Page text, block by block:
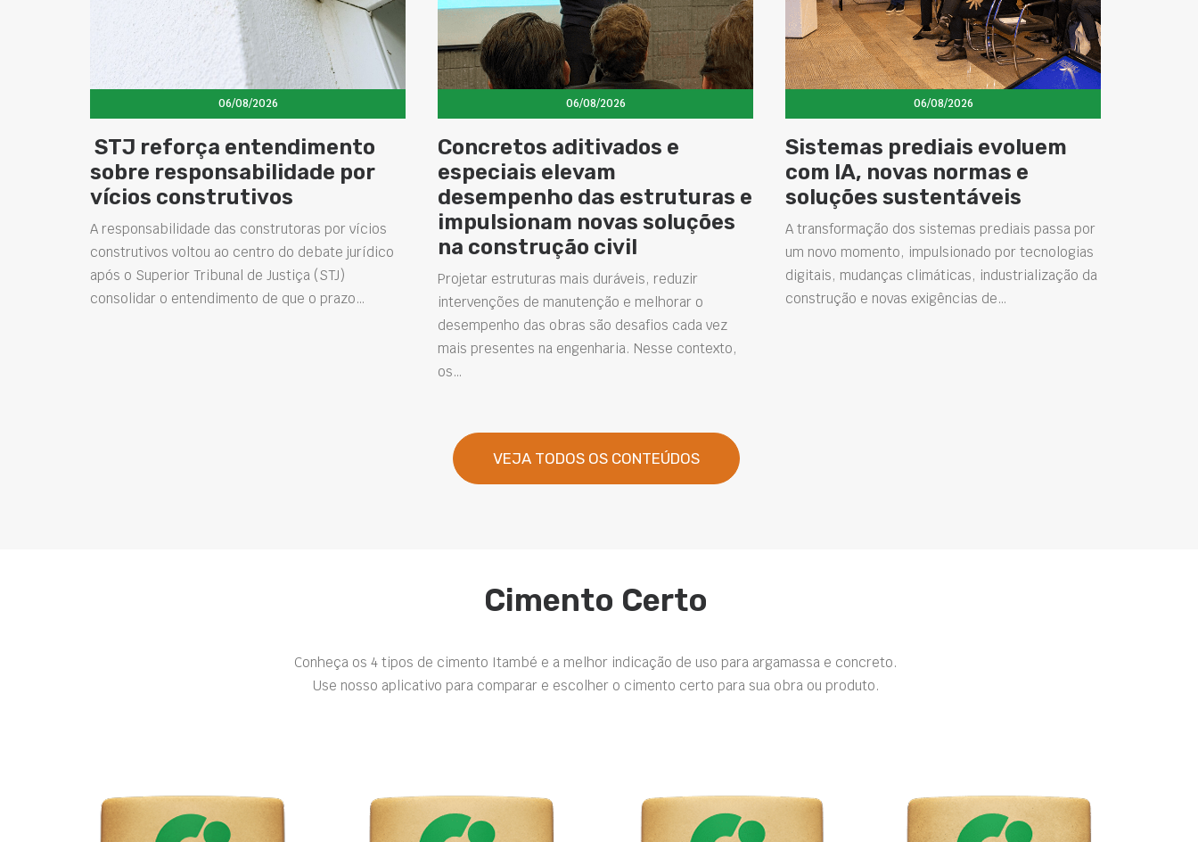
06/08/2026
STJ reforça entendimento
sobre responsabilidade por
vícios construtivos
A responsabilidade das construtoras por vícios
construtivos voltou ao centro do debate jurídico
após o Superior Tribunal de Justiça (STJ)
consolidar o entendimento de que o prazo…
06/08/2026
Concretos aditivados e
especiais elevam
desempenho das estruturas e
impulsionam novas soluções
na construção civil
Projetar estruturas mais duráveis, reduzir
intervenções de manutenção e melhorar o
desempenho das obras são desafios cada vez
mais presentes na engenharia. Nesse contexto,
os…
06/08/2026
Sistemas prediais evoluem
com IA, novas normas e
soluções sustentáveis
A transformação dos sistemas prediais passa por
um novo momento, impulsionado por tecnologias
digitais, mudanças climáticas, industrialização da
construção e novas exigências de…
VEJA TODOS OS CONTEÚDOS
Cimento Certo
Conheça os 4 tipos de cimento Itambé e a melhor indicação de uso para argamassa e concreto.
Use nosso aplicativo para comparar e escolher o cimento certo para sua obra ou produto.